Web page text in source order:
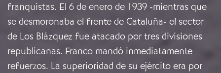
franquistas. El 6 de enero de 1939 -mientras que
se desmoronaba el frente de Cataluña- el sector
de Los Blázquez fue atacado por tres divisiones
republicanas. Franco mandó inmediatamente
refuerzos. La superioridad de su ejército era por